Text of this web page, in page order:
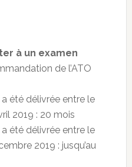
à un examen
de l’ATO
été délivrée entre le
2019 : 20 mois
été délivrée entre le
2019 : jusqu’au